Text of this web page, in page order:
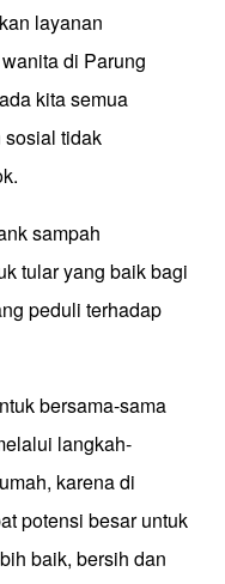
layanan
di Parung
kita semua
tidak
sampah
tular yang baik bagi
peduli terhadap
bersama-sama
langkah-
karena di
potensi besar untuk
baik, bersih dan